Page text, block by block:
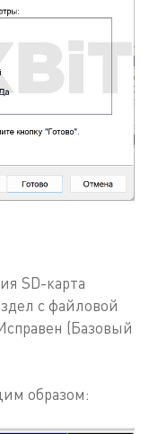
SD-карта
с файловой
(Базовый
образом: